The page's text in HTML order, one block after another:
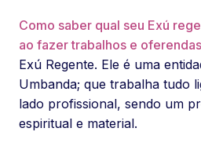
Como saber qual seu Exú
ao fazer trabalhos e
Exú Regente. Ele é uma
Umbanda; que trabalha tudo
lado profissional, sendo um
espiritual e material.